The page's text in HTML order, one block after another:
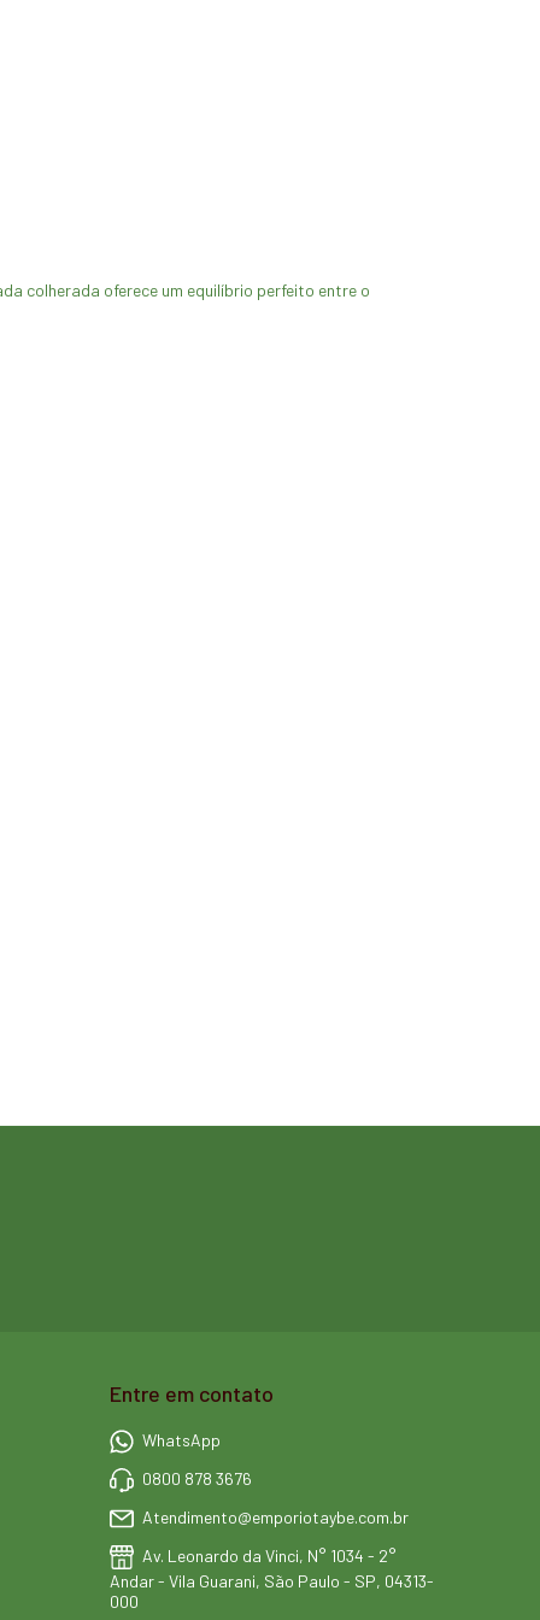
colherada oferece um equilíbrio perfeito entre o
Entre em contato
WhatsApp
0800 878 3676
Atendimento@emporiotaybe.com.br
Av. Leonardo da Vinci, N° 1034 - 2°
Andar - Vila Guarani, São Paulo - SP, 04313-
000